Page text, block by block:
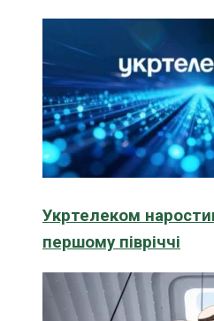
Укртелеком
першому півріччі